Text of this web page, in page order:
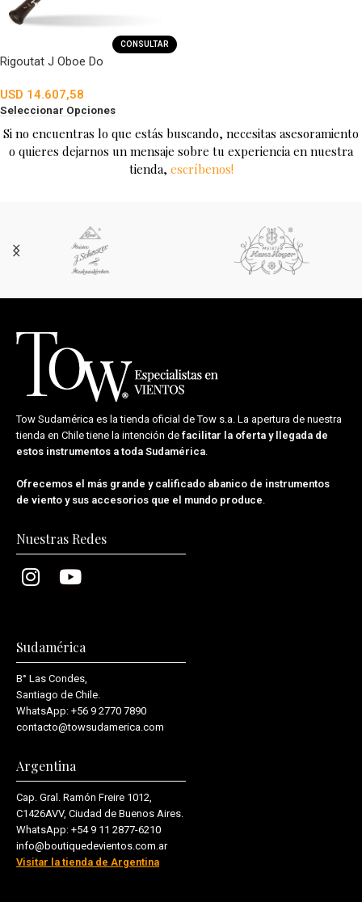
CONSULTAR
Rigoutat J Oboe Do
USD 14.607,58
Seleccionar Opciones
Si no encuentras lo que estás buscando, necesitas asesoramiento
o quieres dejarnos un mensaje sobre tu experiencia en nuestra
tienda, escríbenos!
Tow Sudamérica es la tienda oficial deTow s.a. La apertura de nuestra
tienda en Chile tiene la intención de facilitar la oferta y llegada de
estos instrumentos a toda Sudamérica
Ofrecemos el más grande y calificado abanico de instrumentos
de viento y sus accesorios que el mundo produce
Nuestras Redes
Sudamérica
B° Las Condes,
Santiago de Chile.
WhatsApp: +56 9 2770 7890
contacto@towsudamerica.com
Argentina
Cap. Gral. Ramón Freire 1012,
C1426AVV, Ciudad de Buenos Aires.
WhatsApp: +54 9 11 2877-6210
info@boutiquedevientos.com.ar
Visitar la tienda de Argentina